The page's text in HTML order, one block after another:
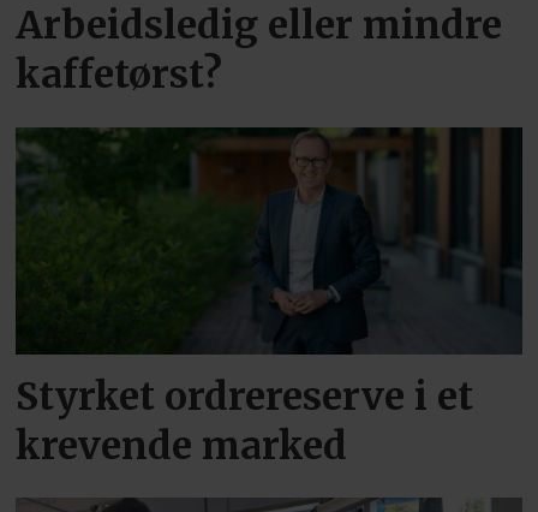
Arbeidsledig eller mindre
kaffetørst?
Styrket ordrereserve i et
krevende marked